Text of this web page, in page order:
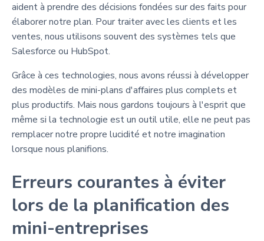
aident à prendre des décisions fondées sur des faits pour
élaborer notre plan. Pour traiter avec les clients et les
ventes, nous utilisons souvent des systèmes tels que
Salesforce ou HubSpot.
Grâce à ces technologies, nous avons réussi à développer
des modèles de mini-plans d'affaires plus complets et
plus productifs. Mais nous gardons toujours à l'esprit que
même si la technologie est un outil utile, elle ne peut pas
remplacer notre propre lucidité et notre imagination
lorsque nous planifions.
Erreurs courantes à éviter
lors de la planification des
mini-entreprises